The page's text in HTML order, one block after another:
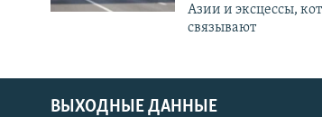
Азии и эксцессы,
связывают
ВЫХОДНЫЕ ДАННЫЕ